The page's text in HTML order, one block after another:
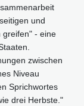
und
greifen" - eine
zwischen
Niveau
Sprichwortes
drei Herbste."